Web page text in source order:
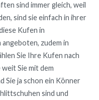
sind immer gleich, weil
sind sie einfach in ihrer
Kufen in
zudem in
Sie Ihre Kufen nach
Sie mit dem
Sie ja schon ein Könner
sind und